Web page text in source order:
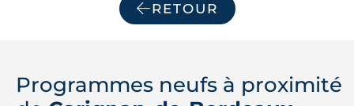
investissement locatif
RETOUR
Programmes neufs à proximité